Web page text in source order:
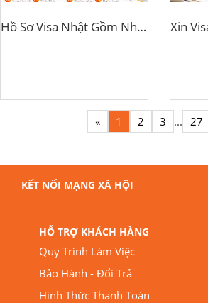
Hồ Sơ Visa Nhật Gồm Những Gì? Cập Nhật Theo Quy Định Mới 2026
« 1 2 3 ... 27
KẾT NỐI MẠNG XÃ HỘI
HỖ TRỢ KHÁCH HÀNG
Quy Trình Làm Việc
Bảo Hành - Đổi Trả
Hình Thức Thanh Toán